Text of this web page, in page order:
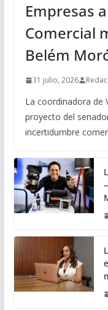
Empresas
Comercial
Belém
31 julio, 2026
La coordinadora de
proyecto del
incertidumbre